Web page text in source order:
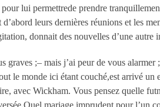
lui permettrede prendre
leurs dernières réunions et les
donnait des nouvelles d’une autre
;– mais j’ai peur de vous
le monde ici étant couché,est arrivé un
avec Wickham. Vous pensez quelle
mariage imprudent pour l’un